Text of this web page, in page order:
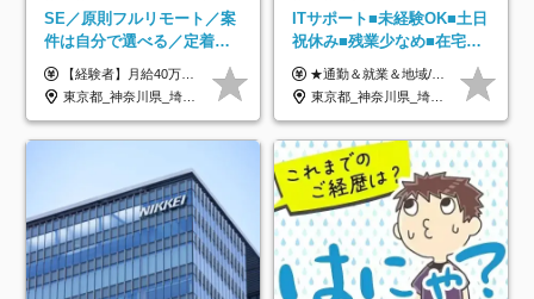
SE／原則フルリモート／案
件は自分で選べる／定着率
93%／20～30代活躍中！
【経験者】月給40万円～120万円(固定残業代含む)+各種手当 ★前職給与の総収入額を100％保証｜還元率84％〜100％ ★20代の平均年収570万円 ※月給には、みなし残業手当(月30時間／5万8000円以上)を含みます 超過分は別途追加支給 ※固定残業代は、時間外労働の有無に関わらず30時間分を、月5万8000円~15万7000円支給 ※上記を超える時間外労働分は追加で支給 【未経験者】月給21万円以上＋各種手当 固定残業なし(残業代発生分全額支給) ※6ヶ月の試用期間あり（※条件に変動なし） ▼単価連動性×還元率は84％～100％で収入の大幅UPが可能！ ・案件単価が月50万円の場合：年収417万円 ・案件単価が月70万円の場合：年収584万円 ・案件単価が月100万円の場合：年収834万円 ＜モデル年収＞ ▼400万円～500万円(入社初年度) ▼542万円～626万円(入社2年) ▼667万円～700万円(入社3年） ▼709万円～801万円(入社5年）
東京都_神奈川県_埼玉県_千葉県_大阪府_愛知県_北海道_青森県_岩手県_宮城県_秋田県_山形県_福島県_茨城県_栃木県_群馬県_新潟県_山梨県_長野県_富山県_石川県_福井県_静岡県_岐阜県_三重県_兵庫県_京都府_滋賀県_奈良県_和歌山県_広島県_岡山県_鳥取県_島根県_山口県_徳島県_香川県_愛媛県_高知県_福岡県_熊本県_佐賀県_長崎県_大分県_宮崎県_鹿児島県_沖縄県
ITサポート■未経験OK■土日
祝休み■残業少なめ■在宅実
績あり■約900種類のスキル
アップ講座あり■全国募集
★通勤＆就業＆地域/住宅＆役職手当あり ★残業代は全額支給 ★選べる給与制度あり！ ■東京・神奈川・千葉・埼玉勤務の場合 月給24.5万円～55万円＋諸手当 （残業代は全額支給） (20,000円の地域/住宅手当込み) ■愛知・京都・大阪・兵庫勤務の場合 月給24万円以上＋諸手当 （残業代は全額支給） (15,000円の地域/住宅手当込み) ■茨城・栃木・群馬・静岡・三重・滋賀・広島・福岡勤務の場合 月給23.5万円以上＋諸手当 （残業代は全額支給） (10,000円の地域/住宅手当込み) ■北海道・宮城・山梨・長野・岐阜・奈良・和歌山・岡山勤務の場合 月給23万円以上＋諸手当 （残業代は全額支給） (5,000円の地域/住宅手当込み) ■その他のエリア勤務の場合 月給22.5万円以上＋諸手当 （残業代は全額支給） ※経験や能力を考慮し、当社規定により優遇します 【昇給：年一回実施】 【選べる給与制度】 ★収入を重視する方に… 「変動型人事制度」の選択も可能（派遣先からの評価に応じて収入アップ！） ※年2回のタイミングで希望者と面談の上決定します。
東京都_神奈川県_埼玉県_千葉県_大阪府_愛知県_北海道_岩手県_宮城県_山形県_福島県_茨城県_栃木県_群馬県_山梨県_長野県_富山県_石川県_静岡県_岐阜県_三重県_兵庫県_京都府_滋賀県_奈良県_広島県_岡山県_山口県_愛媛県_福岡県_熊本県_長崎県